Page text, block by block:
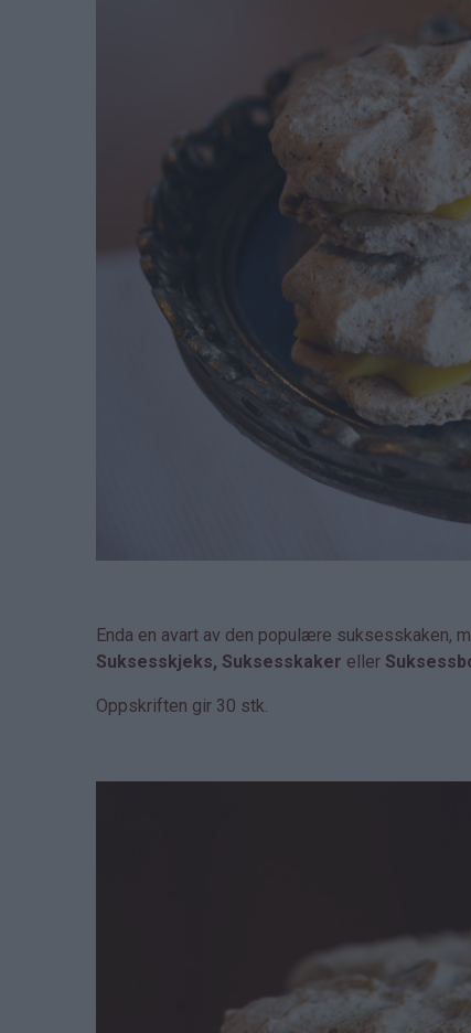
Enda en avart av den populære suksesskaken,
Suksesskjeks, Suksesskaker eller
Oppskriften gir 30 stk.